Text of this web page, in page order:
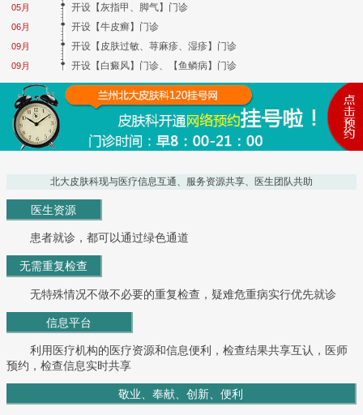
05月
06月
09月
09月
开设【灰指甲、脚气】门诊
开设【牛皮癣】门诊
开设【皮肤过敏、荨麻疹、湿疹】门诊
开设【白癜风】门诊、【鱼鳞病】门诊
北大皮肤科现与医疗信息互通、服务资源共享、医生团队共助
医生资源
患者就诊，都可以通过绿色通道
无需重复检查
无特殊情况不做不必要的重复检查，疑难危重病实行优先就诊
信息平台
利用医疗机构的医疗资源和信息便利，检查结果共享互认，医师
预约，检查信息实时共享
敬业、奉献、创新、便利